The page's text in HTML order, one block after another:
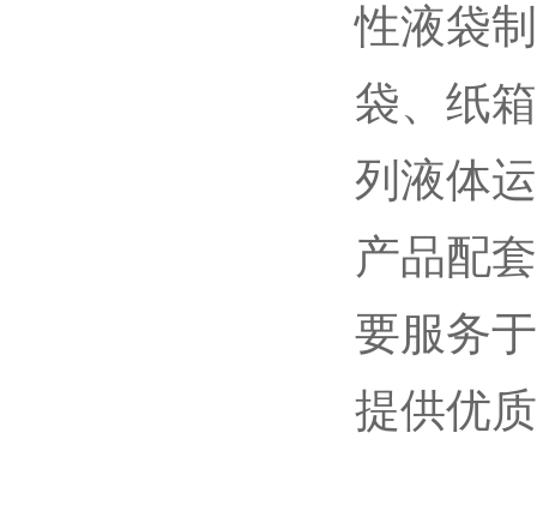
性液袋
袋、纸
列液体
产品配
要服务
提供优